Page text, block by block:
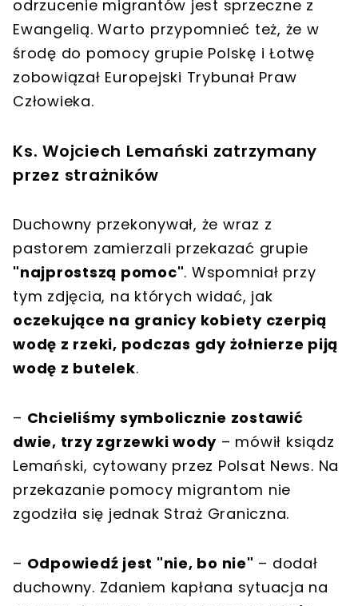
odrzucenie migrantów jest sprzeczne z
Ewangelią. Warto przypomnieć też, że w
środę do pomocy grupie Polskę i Łotwę
zobowiązał Europejski Trybunał Praw
Człowieka.
Ks. Wojciech Lemański zatrzymany
przez strażników
Duchowny przekonywał, że wraz z
pastorem zamierzali przekazać grupie
"najprostszą pomoc". Wspomniał przy
tym zdjęcia, na których widać, jak
oczekujące na granicy kobiety czerpią
wodę z rzeki, podczas gdy żołnierze piją
wodę z butelek.
– Chcieliśmy symbolicznie zostawić
dwie, trzy zgrzewki wody – mówił ksiądz
Lemański, cytowany przez Polsat News. Na
przekazanie pomocy migrantom nie
zgodziła się jednak Straż Graniczna.
– Odpowiedź jest "nie, bo nie" – dodał
duchowny. Zdaniem kapłana sytuacja na